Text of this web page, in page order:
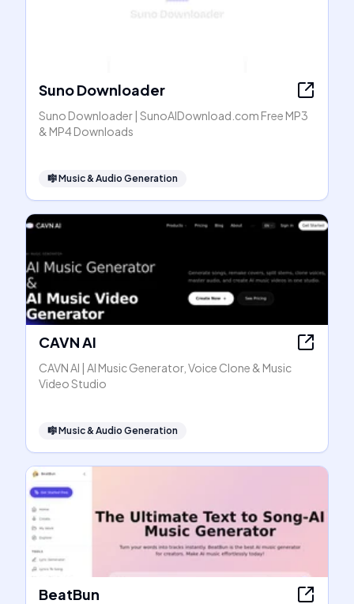
Suno Downloader
Suno Downloader | SunoAIDownload.com Free MP3
& MP4 Downloads
🎼Music & Audio Generation
CAVN AI
CAVN AI | AI Music Generator, Voice Clone & Music
Video Studio
🎼Music & Audio Generation
BeatBun